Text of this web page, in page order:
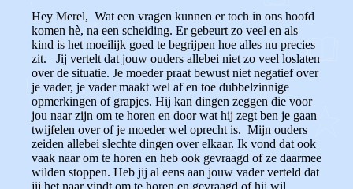
Hey Merel, Wat een vragen kunnen er toch in ons hoofd
komen hè, na een scheiding. Er gebeurt zo veel en als
kind is het moeilijk goed te begrijpen hoe alles nu precies
zit. Jij vertelt dat jouw ouders allebei niet zo veel loslaten
over de situatie. Je moeder praat bewust niet negatief over
je vader, je vader maakt wel af en toe dubbelzinnige
opmerkingen of grapjes. Hij kan dingen zeggen die voor
jou naar zijn om te horen en door wat hij zegt ben je gaan
twijfelen over of je moeder wel oprecht is. Mijn ouders
zeiden allebei slechte dingen over elkaar. Ik vond dat ook
vaak naar om te horen en heb ook gevraagd of ze daarmee
wilden stoppen. Heb jij al eens aan jouw vader verteld dat
jij het naar vindt om te horen en gevraagd of hij wil